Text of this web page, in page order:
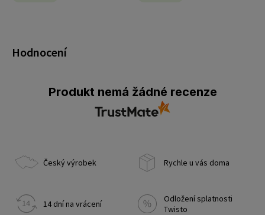
Hodnocení
Produkt nemá žádné recenze
Český výrobek Rychle u vás doma
14 dní na vrácení
Odložení splatnosti
Twisto